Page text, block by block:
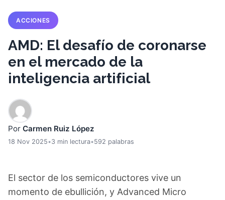
ACCIONES
AMD: El desafío de coronarse
en el mercado de la
inteligencia artificial
Por Carmen Ruiz López
18 Nov 2025•3 min lectura•592 palabras
El sector de los semiconductores vive un
momento de ebullición, y Advanced Micro